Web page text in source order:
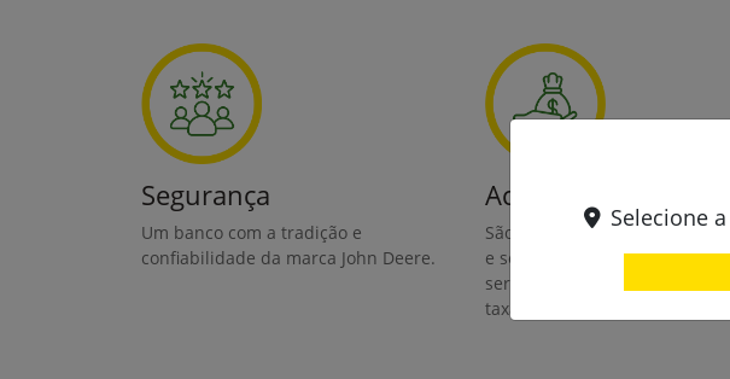
Segurança
Um banco com a tradição e
confiabilidade da marca John Deere.
Acessível
São diversas linhas de
e sem a necessidade de
serviços extras para ter a
taxa.
Selecione